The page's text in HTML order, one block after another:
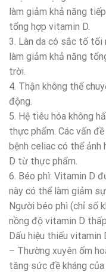
làm giảm khả năng
tổng hợp vitamin D.
3. Làn da có sắc tố tối
làm giảm khả năng
trời.
4. Thận không thể
động.
5. Hệ tiêu hóa không
thực phẩm. Các vấn
bệnh celiac có thể
D từ thực phẩm.
6. Béo phì: Vitamin D
này có thể làm giảm
Người béo phì (chỉ số
nồng độ vitamin D
Dấu hiệu thiếu vitamin
– Thường xuyên ốm
tăng sức đề kháng